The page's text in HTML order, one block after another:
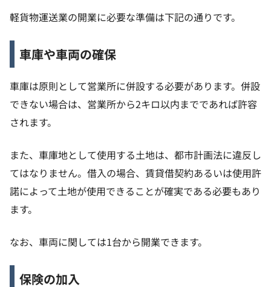
軽貨物運送業の開業に必要な準備は下記の通りです。
車庫や車両の確保
車庫は原則として営業所に併設する必要があります。併設
できない場合は、営業所から2キロ以内までであれば許容
されます。
また、車庫地として使用する土地は、都市計画法に違反し
てはなりません。借入の場合、賃貸借契約あるいは使用許
諾によって土地が使用できることが確実である必要もあり
ます。
なお、車両に関しては1台から開業できます。
保険の加入